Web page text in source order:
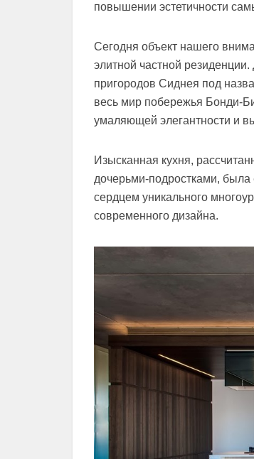
повышении эстетичности
Сегодня объект нашего
элитной частной
пригородов Сиднея под
весь мир побережья Бонди-
умаляющей элегантности и
Изысканная кухня,
дочерьми-подростками, была
сердцем уникального
современного дизайна.